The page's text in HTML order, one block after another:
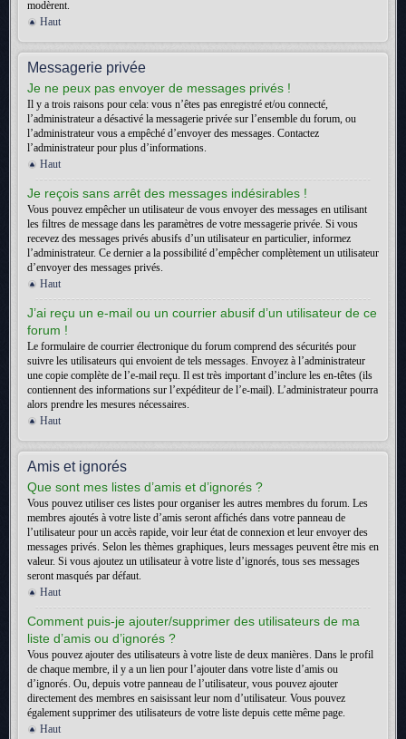
modèrent.
Haut
Messagerie privée
Je ne peux pas envoyer de messages privés !
Il y a trois raisons pour cela: vous n’êtes pas enregistré et/ou connecté,
l’administrateur a désactivé la messagerie privée sur l’ensemble du forum, ou
l’administrateur vous a empêché d’envoyer des messages. Contactez
l’administrateur pour plus d’informations.
Haut
Je reçois sans arrêt des messages indésirables !
Vous pouvez empêcher un utilisateur de vous envoyer des messages en utilisant
les filtres de message dans les paramètres de votre messagerie privée. Si vous
recevez des messages privés abusifs d’un utilisateur en particulier, informez
l’administrateur. Ce dernier a la possibilité d’empêcher complètement un utilisateur
d’envoyer des messages privés.
Haut
J’ai reçu un e-mail ou un courrier abusif d’un utilisateur de ce
forum !
Le formulaire de courrier électronique du forum comprend des sécurités pour
suivre les utilisateurs qui envoient de tels messages. Envoyez à l’administrateur
une copie complète de l’e-mail reçu. Il est très important d’inclure les en-têtes (ils
contiennent des informations sur l’expéditeur de l’e-mail). L’administrateur pourra
alors prendre les mesures nécessaires.
Haut
Amis et ignorés
Que sont mes listes d’amis et d’ignorés ?
Vous pouvez utiliser ces listes pour organiser les autres membres du forum. Les
membres ajoutés à votre liste d’amis seront affichés dans votre panneau de
l’utilisateur pour un accès rapide, voir leur état de connexion et leur envoyer des
messages privés. Selon les thèmes graphiques, leurs messages peuvent être mis en
valeur. Si vous ajoutez un utilisateur à votre liste d’ignorés, tous ses messages
seront masqués par défaut.
Haut
Comment puis-je ajouter/supprimer des utilisateurs de ma
liste d’amis ou d’ignorés ?
Vous pouvez ajouter des utilisateurs à votre liste de deux manières. Dans le profil
de chaque membre, il y a un lien pour l’ajouter dans votre liste d’amis ou
d’ignorés. Ou, depuis votre panneau de l’utilisateur, vous pouvez ajouter
directement des membres en saisissant leur nom d’utilisateur. Vous pouvez
également supprimer des utilisateurs de votre liste depuis cette même page.
Haut